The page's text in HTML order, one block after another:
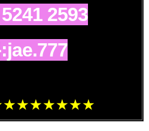
2593
★★ ★ ★★ ★ ★